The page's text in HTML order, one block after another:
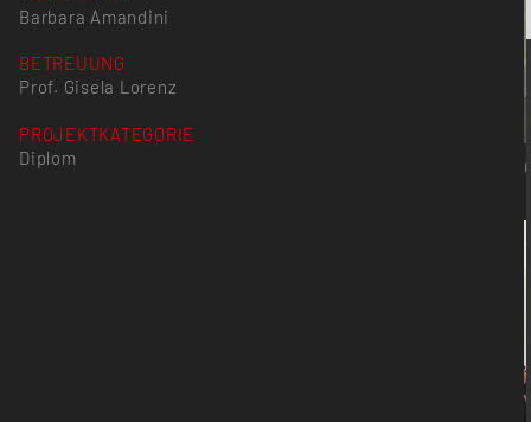
Barbara Amandini
BETREUUNG
Prof. Gisela Lorenz
PROJEKTKATEGORIE
Diplom